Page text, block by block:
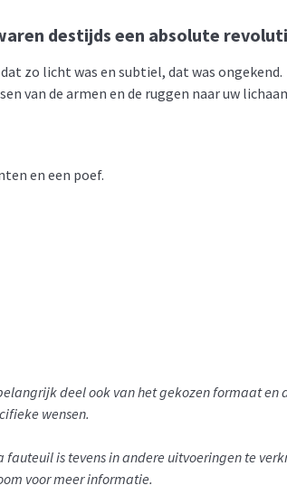
destijds een absolute
zo licht was en subtiel, dat was
van de armen en de ruggen naar uw
en een poef.
deel ook van het gekozen formaat en
wensen.
fauteuil is tevens in andere uitvoeringen te
voor meer informatie.